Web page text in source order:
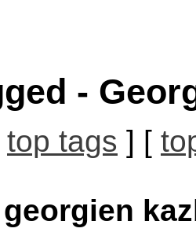
-
top tags ] [